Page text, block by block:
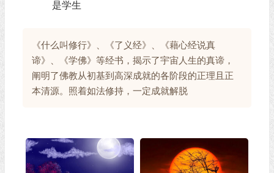
是学生
《什么叫修行》、《了义经》、《藉心经说真
谛》、《学佛》等经书，揭示了宇宙人生的真谛，
阐明了佛教从初基到高深成就的各阶段的正理且正
本清源。照着如法修持，一定成就解脱